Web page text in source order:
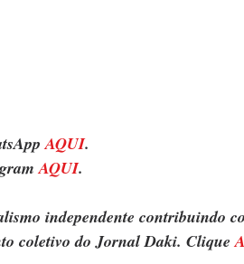
AQUI.
AQUI.
independente contribuindo
coletivo do Jornal Daki. Clique